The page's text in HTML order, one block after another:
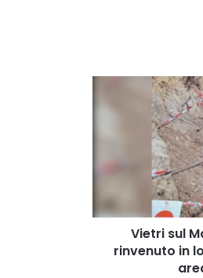
sul
rinvenuto
località
San
Liberatore:
area
Vietri sul
rinvenuto in